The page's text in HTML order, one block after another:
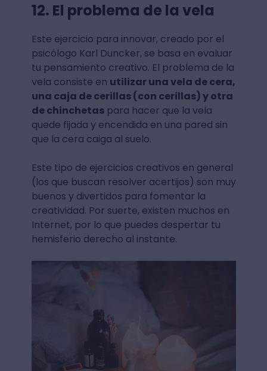
12. El problema de la vela
Este ejercicio para innovar, creado por el
psicólogo Karl Duncker, se basa en evaluar
tu pensamiento creativo. El problema de la
vela consiste en utilizar una vela de cera,
una caja de cerillas (con cerillas) y otra
de chinchetaspara hacer que la vela
quede fijada y encendida en una pared sin
que la cera caiga al suelo.
Este tipo de ejercicios creativos en general
(los que buscan resolver acertijos) son muy
buenos y divertidos para fomentar la
creatividad. Por suerte, existen muchos en
Internet, por lo que puedes despertar tu
hemisferio derecho al instante.